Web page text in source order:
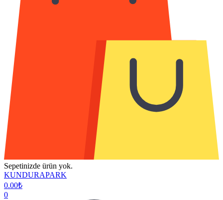
Sepetinizde ürün yok.
KUNDURAPARK
0.00₺
0